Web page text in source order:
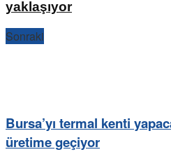
yaklaşıyor
Sonraki
Bursa’yı termal kenti
üretime geçiyor